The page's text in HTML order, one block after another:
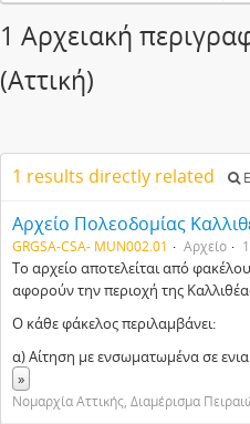
1 Αρχειακή
(Αττική)
1 results directly related
Αρχείο Πολεοδομίας
GRGSA-CSA- MUN002.01 Αρχείο
Το αρχείο αποτελείται από
αφορούν την περιοχή της
Ο κάθε φάκελος περιλαμβάνει:
α) Αίτηση με ενσωματωμένα σε
»
Νομαρχία Αττικής, Διαμέρισμα